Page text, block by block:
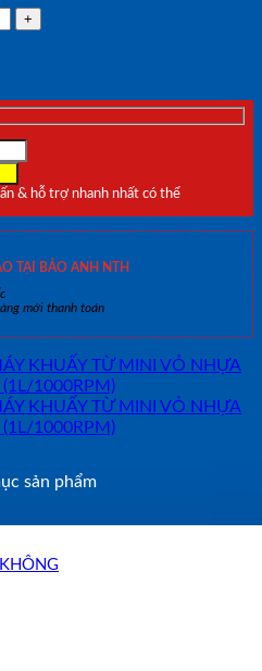
& hỗ trợ nhanh nhất có thể
TẠI BẢO ANH NTH
mới thanh toán
sản phẩm